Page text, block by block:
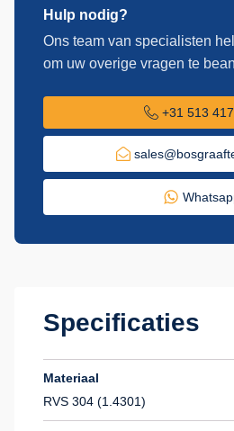
Hulp nodig?
Ons team van specialisten
om uw overige vragen te
+31 513
Specificaties
Materiaal
RVS 304 (1.4301)